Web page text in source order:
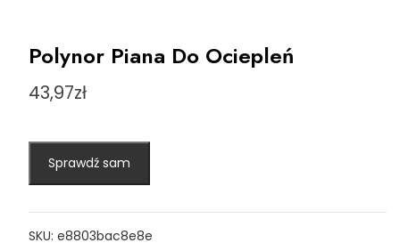
Polynor Piana Do Ociepleń
43,97zł
Sprawdź sam
SKU: e8803bac8e8e